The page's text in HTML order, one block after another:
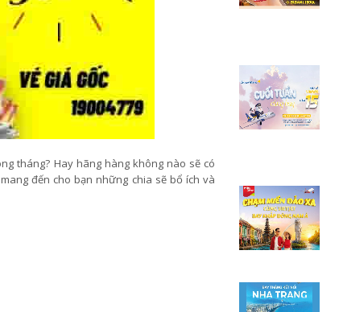
tháng? Hay hãng hàng không nào sẽ có
mang đến cho bạn những chia sẽ bổ ích và